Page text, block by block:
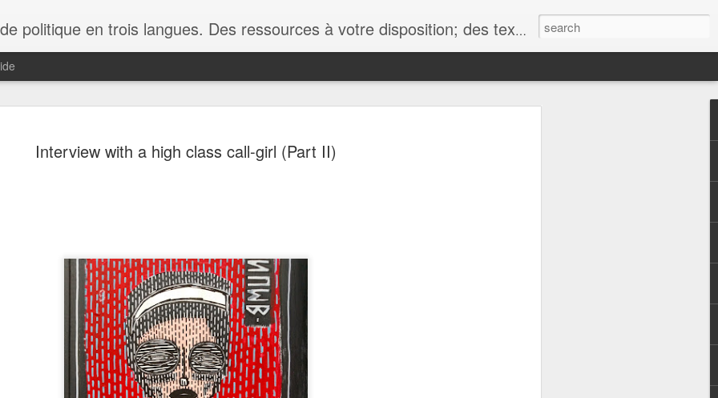
Interview with a high class call-girl (Part II)
à votre disposition; des textes d'information ou d'opinion pour mieux s'orienter car ce portail n'est pas neutre. Un éléphant dans le salon? Il faudrait être fou pour le voir! Best blog on politics - Resources at your disposition; this blog contains both articles of information and of opinion. The content is not neutral. "An elephant in the room": you would be crazy to see it!
11
Louisiana de Philippe Nadouce